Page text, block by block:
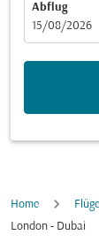
Abflug
fc-booking-
15/08/2026
Home Flüge
London - Dubai